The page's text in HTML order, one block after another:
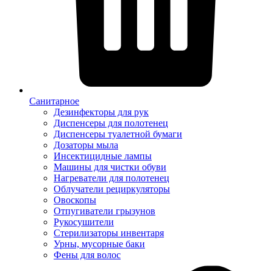
Санитарное
Дезинфекторы для рук
Диспенсеры для полотенец
Диспенсеры туалетной бумаги
Дозаторы мыла
Инсектицидные лампы
Машины для чистки обуви
Нагреватели для полотенец
Облучатели рециркуляторы
Овоскопы
Отпугиватели грызунов
Рукосушители
Стерилизаторы инвентаря
Урны, мусорные баки
Фены для волос